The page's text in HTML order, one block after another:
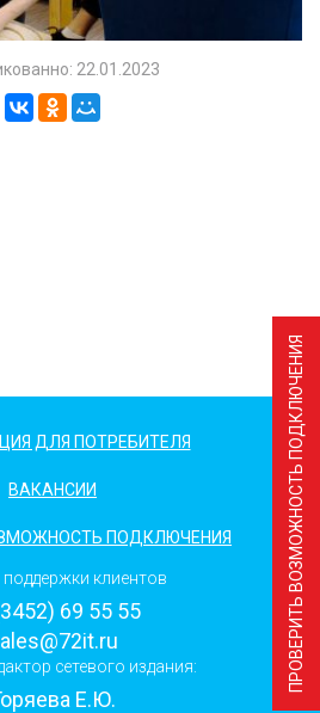
ПРОВЕРИТЬ ВОЗМОЖНОСТЬ ПОДКЛЮЧЕНИЯ
22.01.2023
ДЛЯ ПОТРЕБИТЕЛЯ
ВАКАНСИИ
ПОДКЛЮЧЕНИЯ
клиентов
69 55 55
сетевого издания:
Е.Ю.